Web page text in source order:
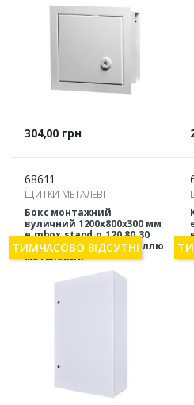
Ціна
304,00 грн
68611
ЩИТКИ МЕТАЛЕВІ
Бокс монтажний
вуличний 1200x800x300 мм
e.mbox.stand.p.120.80.30
IP54 з монтажною панеллю
металевий
ТИМЧАСОВО ВІДСУТНІ